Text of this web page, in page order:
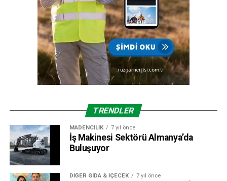
TRENDLER
MADENCILIK 7 yıl önce
İş Makinesi Sektörü Almanya’da
Buluşuyor
DIĞER GIDA & İÇECEK 7 yıl önce